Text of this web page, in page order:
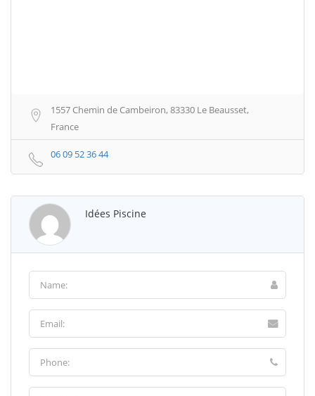
1557 Chemin de Cambeiron, 83330 Le Beausset,
France
06 09 52 36 44
Idées Piscine